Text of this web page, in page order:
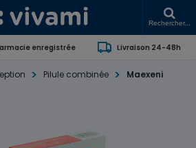
Rechercher...
enregistrée Livraison 24-48h
Pilule combinée Maexeni